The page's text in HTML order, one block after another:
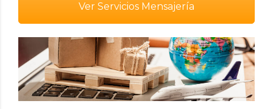
Ver Servicios Mensajería